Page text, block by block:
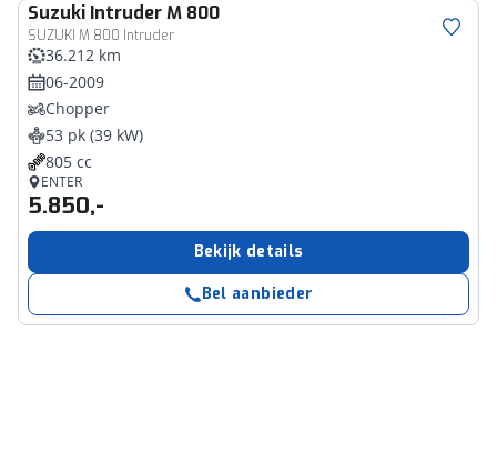
Suzuki Intruder M 800
SUZUKI M 800 Intruder
36.212 km
06-2009
Chopper
53 pk (39 kW)
805 cc
ENTER
5.850,-
Bekijk details
Bel aanbieder